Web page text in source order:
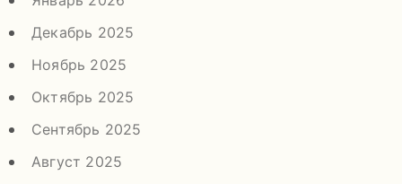
Декабрь 2025
Ноябрь 2025
Октябрь 2025
Сентябрь 2025
Август 2025